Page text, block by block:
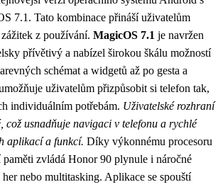
7.1. Tato kombinace přináší uživatelům
z používání. MagicOS 7.1 je navržen
přívětivý a nabízel širokou škálu možností
schémat a widgetů až po gesta a
uživatelům přizpůsobit si telefon tak,
individuálním potřebám. Uživatelské rozhraní
což usnadňuje navigaci v telefonu a rychlé
aplikací a funkcí. Díky výkonnému procesoru
paměti zvládá Honor 90 plynule i náročné
nebo multitasking. Aplikace se spouští